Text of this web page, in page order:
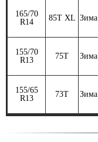
165/70
R14
85T XL Зима
155/70
R13
75T Зима
155/65
R13
73T Зима